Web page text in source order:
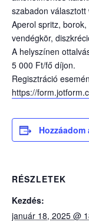
szabadon
Aperol spritz,
vendégkör,
A helyszínen
5 000 Ft/fő díjon.
Regisztráció
https://
RÉSZLETEK
Kezdés:
január 18, 2025 @